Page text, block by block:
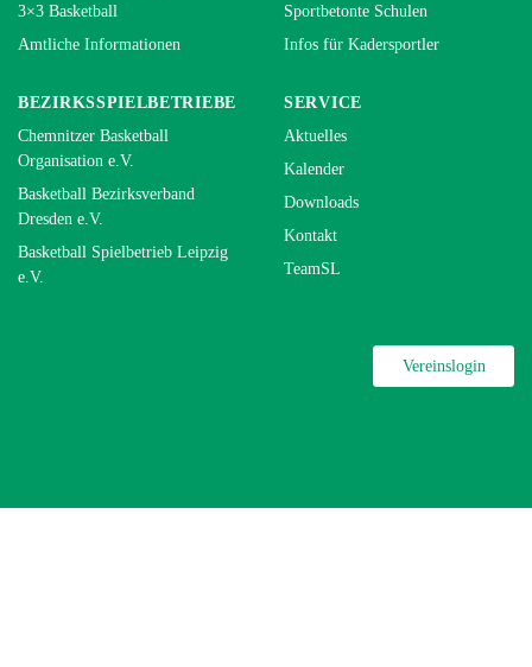
3×3 Basketball
Amtliche Informationen
Sportbetonte Schulen
Infos für Kadersportler
BEZIRKSSPIELBETRIEBE
Chemnitzer Basketball
Organisation e.V.
Basketball Bezirksverband
Dresden e.V.
Basketball Spielbetrieb Leipzig
e.V.
SERVICE
Aktuelles
Kalender
Downloads
Kontakt
TeamSL
Vereinslogin